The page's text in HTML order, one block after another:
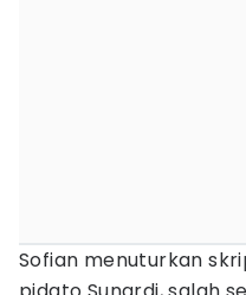
Sofian menuturkan